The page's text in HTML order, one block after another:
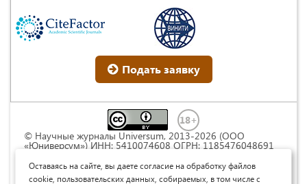
Подать заявку
© Научные журналы Universum, 2013-2026 (ООО
«Юниверсум») ИНН: 5410074608 ОГРН: 1185476048691
Commons « Attribution» («Атрибуция») 4.0
Непортированная
Оставаясь на сайте, вы даете согласие на обработку файлов
cookie, пользовательских данных, собираемых, в том числе с